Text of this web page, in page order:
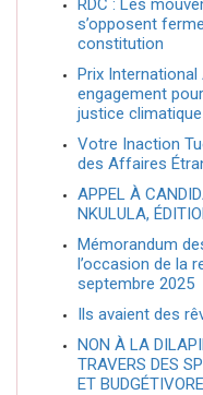
RDC : Les
s’opposent
constitution
Prix International
engagement
justice climatique
Votre Inaction
des Affaires
APPEL À
NKULULA,
Mémorandum
l’occasion de la
septembre 2025
Ils avaient des
NON À LA
TRAVERS DES
ET